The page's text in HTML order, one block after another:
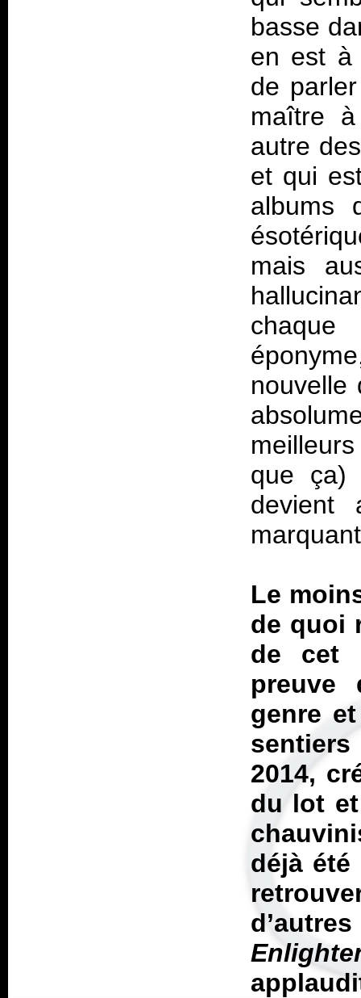
basse
en est à
de
maître
autre
et qui
albums
mais
nouvelle
que ça)
devient
Le
de quoi
de cet
preuve
genre
2014,
du lot
déjà